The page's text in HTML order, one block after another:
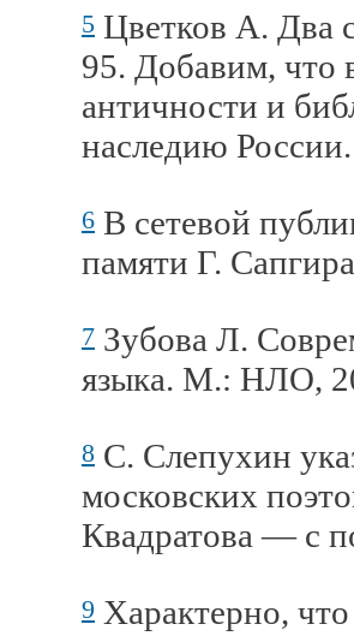
5 Цветков А. Два
95. Добавим, что
античности и
наследию России.
6 В сетевой
памяти Г.
7 Зубова Л.
языка. М.: НЛО,
8 С. Слепухин
московских
Квадратова — с
9 Характерно,